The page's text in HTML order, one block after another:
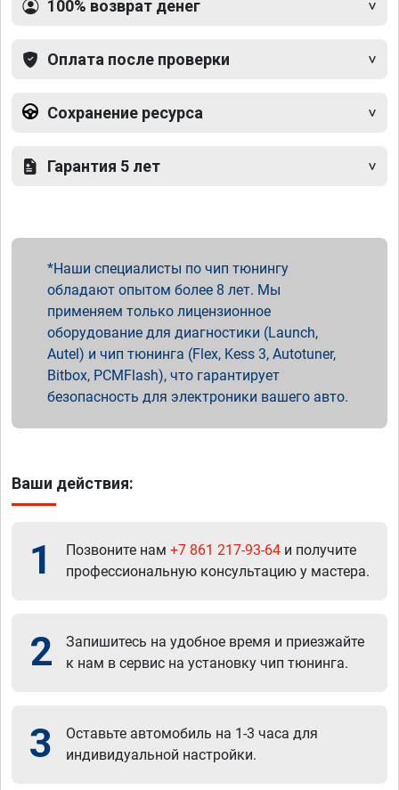
100% возврат денег
Оплата после проверки
Сохранение ресурса
Гарантия 5 лет
Наши специалисты по чип тюнингу
обладают опытом более 8 лет. Мы
применяем только лицензионное
оборудование для диагностики (Launch,
Autel) и чип тюнинга (Flex, Kess 3, Autotuner,
Bitbox, PCMFlash), что гарантирует
безопасность для электроники вашего авто.
Ваши действия:
1 Позвоните нам +7 861 217-93-64 и получите
профессиональную консультацию у мастера.
2
Запишитесь на удобное время и приезжайте
к нам в сервис на установку чип тюнинга.
3
Оставьте автомобиль на 1-3 часа для
индивидуальной настройки.